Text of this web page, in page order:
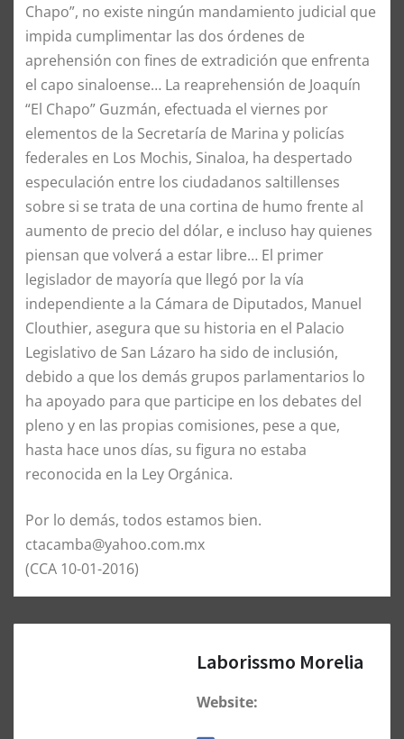
Chapo”, no existe ningún mandamiento judicial que
impida cumplimentar las dos órdenes de
aprehensión con fines de extradición que enfrenta
el capo sinaloense… La reaprehensión de Joaquín
“El Chapo” Guzmán, efectuada el viernes por
elementos de la Secretaría de Marina y policías
federales en Los Mochis, Sinaloa, ha despertado
especulación entre los ciudadanos saltillenses
sobre si se trata de una cortina de humo frente al
aumento de precio del dólar, e incluso hay quienes
piensan que volverá a estar libre… El primer
legislador de mayoría que llegó por la vía
independiente a la Cámara de Diputados, Manuel
Clouthier, asegura que su historia en el Palacio
Legislativo de San Lázaro ha sido de inclusión,
debido a que los demás grupos parlamentarios lo
ha apoyado para que participe en los debates del
pleno y en las propias comisiones, pese a que,
hasta hace unos días, su figura no estaba
reconocida en la Ley Orgánica.
Por lo demás, todos estamos bien.
ctacamba@yahoo.com.mx
(CCA 10-01-2016)
Laborissmo Morelia
Website: